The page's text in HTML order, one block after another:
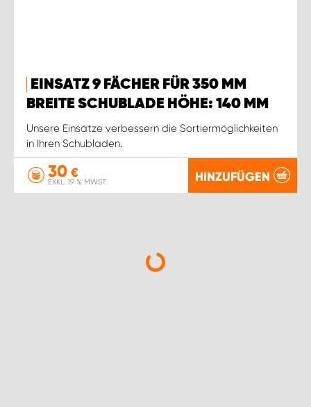
EINSATZ 9 FÄCHER FÜR 350 MM
BREITE SCHUBLADE HÖHE: 140 MM
Unsere Einsätze verbessern die Sortiermöglichkeiten
in Ihren Schubladen.
30 €
EXKL. 19 % MWST. HINZUFÜGEN